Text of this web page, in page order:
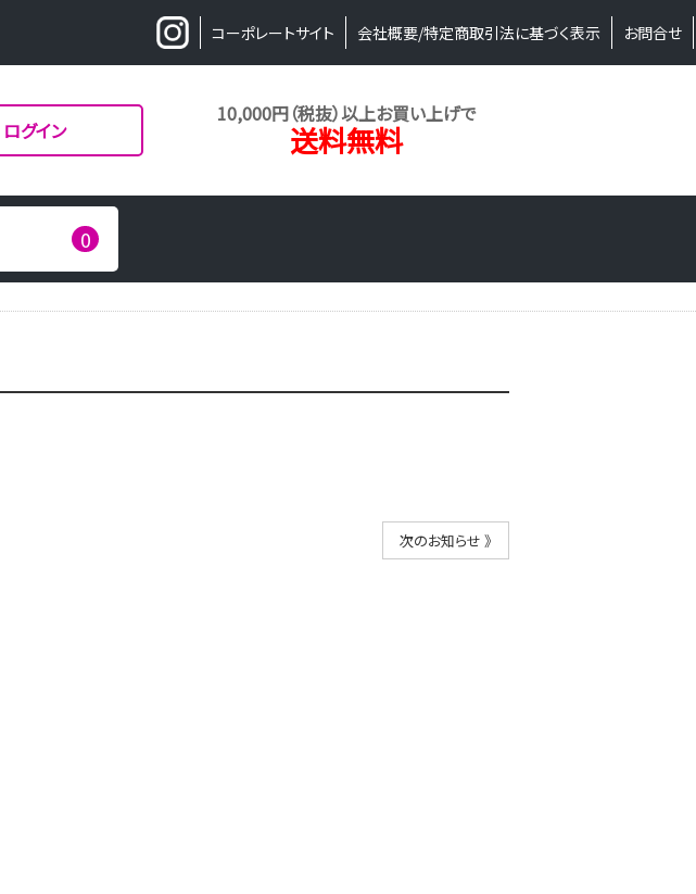
コーポレートサイト 会社概要/特定商取引法に基づく表示 お問合せ
ログイン
10,000円（税抜）以上お買い上げで
送料無料
0
次のお知らせ 》